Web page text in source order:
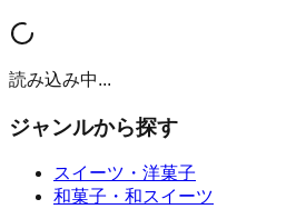
読み込み中...
ジャンルから探す
スイーツ・洋菓子
和菓子・和スイーツ